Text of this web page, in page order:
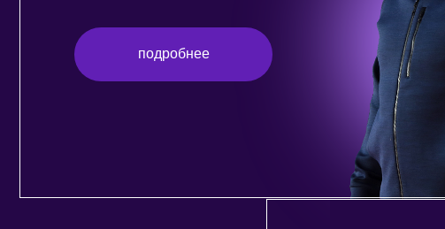
Кто помогает
состоятельным